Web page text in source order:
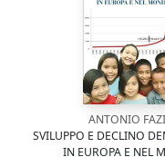
ANTONIO
SVILUPPO E DECLINO
IN EUROPA E NEL